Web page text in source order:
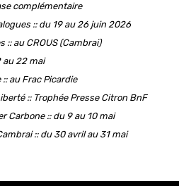
complémentaire
:: du 19 au 26 juin 2026
:: au CROUS (Cambrai)
au 22 mai
au Frac Picardie
:: Trophée Presse Citron BnF
Carbone :: du 9 au 10 mai
:: du 30 avril au 31 mai